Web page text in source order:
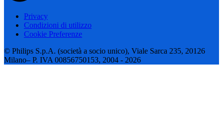
Privacy
Condizioni di utilizzo
Cookie Preferenze
© Philips S.p.A. (società a socio unico), Viale Sarca 235, 20126
Milano– P. IVA 00856750153, 2004 - 2026